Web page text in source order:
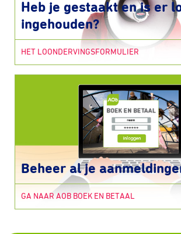
Heb je gestaakt en is er
ingehouden?
HET LOONDERVINGSFORMULIER
Beheer al je
GA NAAR AOB BOEK EN BETAAL